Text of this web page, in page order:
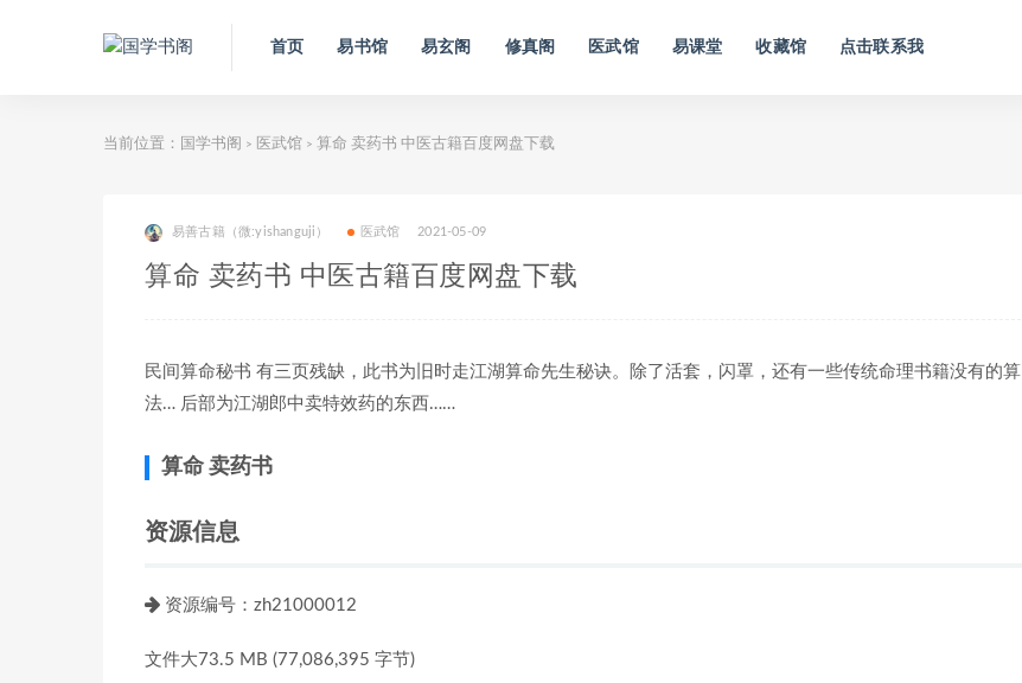
首页 易书馆 易玄阁 修真阁 医武馆 易课堂 收藏馆 点击联系我
当前位置： 国学书阁 > 医武馆 > 算命 卖药书 中医古籍百度网盘下载
易善古籍（微:yishanguji） 医武馆 2021-05-09
算命 卖药书 中医古籍百度网盘下载
民间算命秘书 有三页残缺，此书为旧时走江湖算命先生秘诀。除了活套，闪罩，还有一些传统命理书籍没有的算
法… 后部为江湖郎中卖特效药的东西……
算命 卖药书
资源信息
资源编号：zh21000012
文件大73.5 MB (77,086,395 字节)